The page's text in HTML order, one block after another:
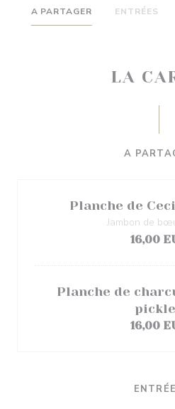
A PARTAGER ENTRÉES
LA
A
Planche de
Jambon de
16,00
Planche de
16,00